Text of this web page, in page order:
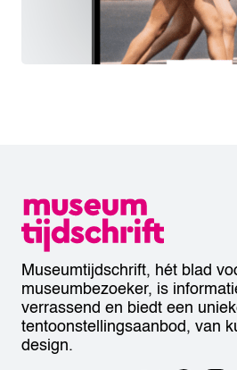
Museumtijdschrift, hét blad
museumbezoeker, is
verrassend en biedt een
tentoonstellingsaanbod, van
design.